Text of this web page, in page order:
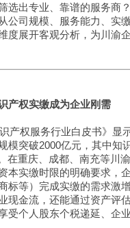
选出专业、靠谱的服务商
公司规模、服务能力、实
度展开客观分析，为川渝
产权实缴成为企业刚需
产权服务行业白皮书》显
模突破2000亿元，其中知
在重庆、成都、南充等川
本实缴时限的明确要求，
标等）完成实缴的需求激
现金流，还能通过资产评
受个人股东个税递延、企